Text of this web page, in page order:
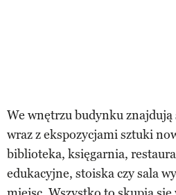
We wnętrzu budynku
wraz z ekspozycjami sztuki
biblioteka, księgarnia,
edukacyjne, stoiska czy sala